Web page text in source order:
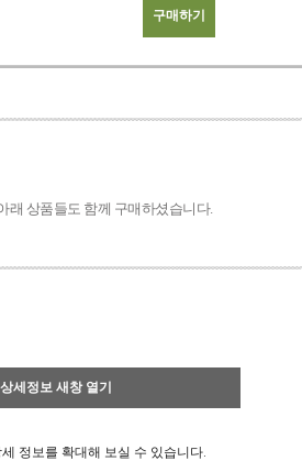
구매하기
래 상품들도 함께 구매하셨습니다.
상세정보 새창 열기
정보를 확대해 보실 수 있습니다.